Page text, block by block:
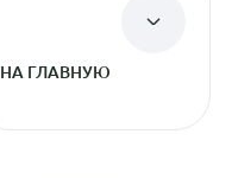
НА ГЛАВНУЮ